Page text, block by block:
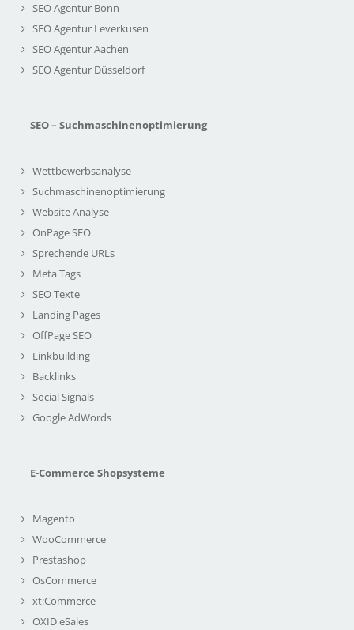
SEO Agentur Bonn
SEO Agentur Leverkusen
SEO Agentur Aachen
SEO Agentur Düsseldorf
SEO – Suchmaschinenoptimierung
Wettbewerbsanalyse
Suchmaschinenoptimierung
Website Analyse
OnPage SEO
Sprechende URLs
Meta Tags
SEO Texte
Landing Pages
OffPage SEO
Linkbuilding
Backlinks
Social Signals
Google AdWords
E-Commerce Shopsysteme
Magento
WooCommerce
Prestashop
OsCommerce
xt:Commerce
OXID eSales